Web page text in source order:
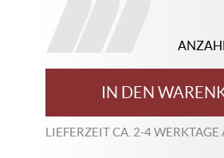
ANZAHL
IN DEN
LIEFERZEIT CA. 2-4 WERKTAGE